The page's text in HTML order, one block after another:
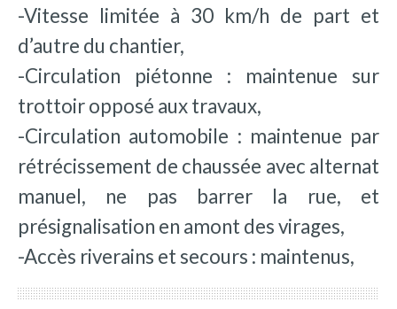
-Vitesse limitée à 30 km/h de part et
d’autre du chantier,
-Circulation piétonne : maintenue sur
trottoir opposé aux travaux,
-Circulation automobile : maintenue par
rétrécissement de chaussée avec alternat
manuel, ne pas barrer la rue, et
présignalisation en amont des virages,
-Accès riverains et secours : maintenus,